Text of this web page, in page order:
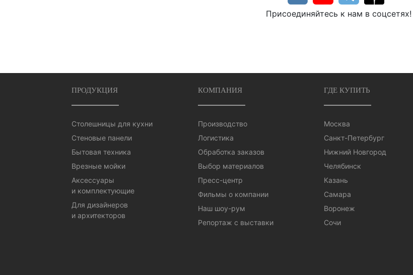
Присоединяйтесь к нам в соцсетях!
ПРОДУКЦИЯ
Столешницы для кухни
Стеновые панели
Бытовая техника
Врезные мойки
Аксессуары
и комплектующие
Для дизайнеров
и архитекторов
КОМПАНИЯ
Производство
Логистика
Обработка заказов
Выбор материалов
Пресс-центр
Фильмы о компании
Наш шоу-рум
Репортаж с выставки
ГДЕ КУПИТЬ
Москва
Санкт-Петербург
Нижний Новгород
Челябинск
Казань
Самара
Воронеж
Сочи